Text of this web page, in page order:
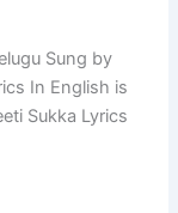
Sung by
In English is
Sukka Lyrics